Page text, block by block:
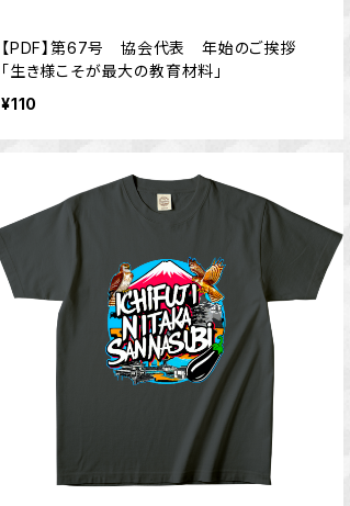
【PDF】第67号 協会代表 年始のご挨拶
「生き様こそが最大の教育材料」
¥110